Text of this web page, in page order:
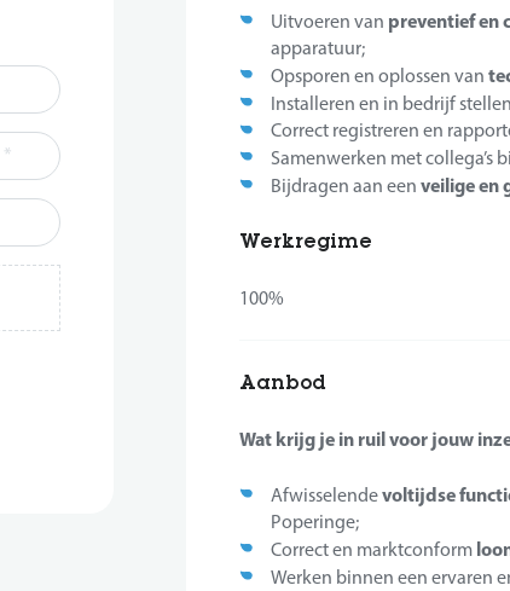
*
Uitvoeren van preventief en
apparatuur;
Opsporen en oplossen van
Installeren en in bedrijf
Correct registreren en
Samenwerken met collega’s
Bijdragen aan een veilige en
Werkregime
100%
Aanbod
Wat krijg je in ruil voor jouw
Afwisselendevoltijdse
Poperinge;
Correct en marktconform
Werken binnen een ervaren